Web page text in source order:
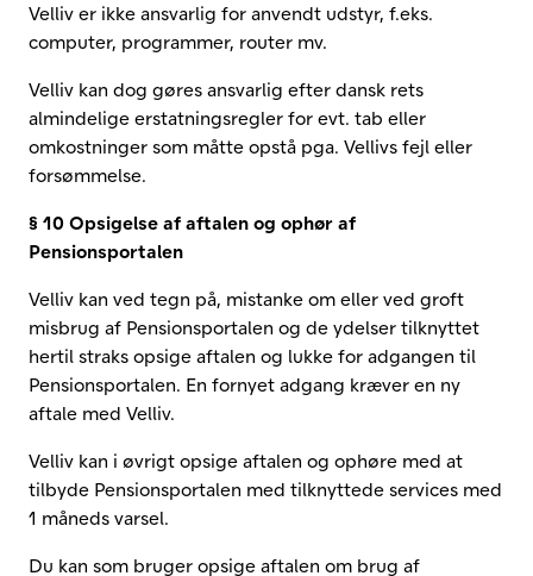
Velliv er ikke ansvarlig for anvendt udstyr, f.eks.
computer, programmer, router mv.
Velliv kan dog gøres ansvarlig efter dansk rets
almindelige erstatningsregler for evt. tab eller
omkostninger som måtte opstå pga. Vellivs fejl eller
forsømmelse.
§ 10 Opsigelse af aftalen og ophør af
Pensionsportalen
Velliv kan ved tegn på, mistanke om eller ved groft
misbrug af Pensionsportalen og de ydelser tilknyttet
hertil straks opsige aftalen og lukke for adgangen til
Pensionsportalen. En fornyet adgang kræver en ny
aftale med Velliv.
Velliv kan i øvrigt opsige aftalen og ophøre med at
tilbyde Pensionsportalen med tilknyttede services med
1 måneds varsel.
Du kan som bruger opsige aftalen om brug af